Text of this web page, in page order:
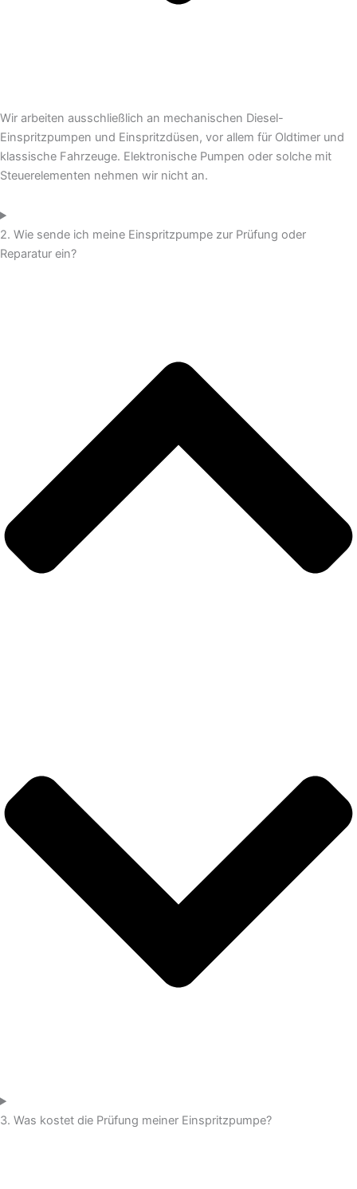
Wir arbeiten ausschließlich an mechanischen Diesel-
Einspritzpumpen und Einspritzdüsen, vor allem für Oldtimer und
klassische Fahrzeuge. Elektronische Pumpen oder solche mit
Steuerelementen nehmen wir nicht an.
2. Wie sende ich meine Einspritzpumpe zur Prüfung oder
Reparatur ein?
3. Was kostet die Prüfung meiner Einspritzpumpe?